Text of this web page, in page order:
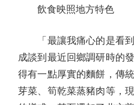
飲食映照地方特色
「最讓我痛心的是看到
成談到最近回鄉調研時的
得有一點厚實的麵餅，傳
芽菜、筍乾菜蒸豬肉等，